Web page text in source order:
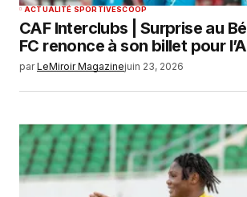
ACTUALITÉ SPORTIVESCOOP
CAF Interclubs | Surprise au
FC renonce à son billet pour
par LeMiroir Magazinejuin 23, 2026